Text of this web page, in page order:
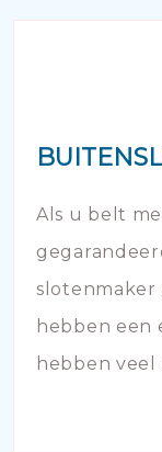
Als u belt
slotenmaker
hebben een
hebben veel